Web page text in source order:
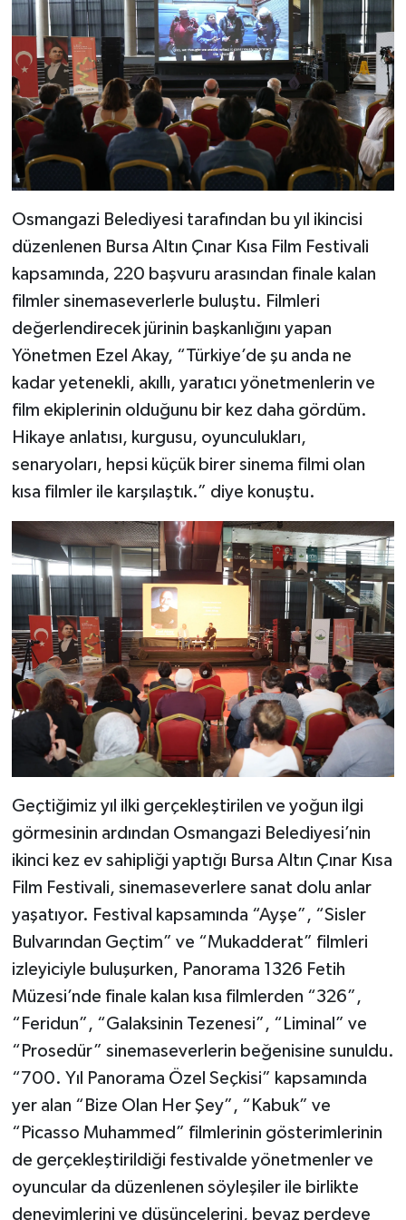
Osmangazi Belediyesi tarafından bu yıl ikincisi
düzenlenen Bursa Altın Çınar Kısa Film Festivali
kapsamında, 220 başvuru arasından finale kalan
filmler sinemaseverlerle buluştu. Filmleri
değerlendirecek jürinin başkanlığını yapan
Yönetmen Ezel Akay, “Türkiye’de şu anda ne
kadar yetenekli, akıllı, yaratıcı yönetmenlerin ve
film ekiplerinin olduğunu bir kez daha gördüm.
Hikaye anlatısı, kurgusu, oyunculukları,
senaryoları, hepsi küçük birer sinema filmi olan
kısa filmler ile karşılaştık.” diye konuştu.
Geçtiğimiz yıl ilki gerçekleştirilen ve yoğun ilgi
görmesinin ardından Osmangazi Belediyesi’nin
ikinci kez ev sahipliği yaptığı Bursa Altın Çınar Kısa
Film Festivali, sinemaseverlere sanat dolu anlar
yaşatıyor. Festival kapsamında “Ayşe”, “Sisler
Bulvarından Geçtim” ve “Mukadderat” filmleri
izleyiciyle buluşurken, Panorama 1326 Fetih
Müzesi’nde finale kalan kısa filmlerden “326”,
“Feridun”, “Galaksinin Tezenesi”, “Liminal” ve
“Prosedür” sinemaseverlerin beğenisine sunuldu.
“700. Yıl Panorama Özel Seçkisi” kapsamında
yer alan “Bize Olan Her Şey”, “Kabuk” ve
“Picasso Muhammed” filmlerinin gösterimlerinin
de gerçekleştirildiği festivalde yönetmenler ve
oyuncular da düzenlenen söyleşiler ile birlikte
deneyimlerini ve düşüncelerini, beyaz perdeye